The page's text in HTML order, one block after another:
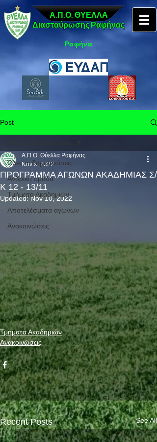
Α.Π.Ο. ΘΥΕΛΛΑ
Διασταύρωσης Ραφήνας
Ραφήνα
Post
Όλες οι δημοσιεύσεις
Ανδρική ομάδα
Τμήματα Ακαδημιών
Αποτελέσματα αγώνων
Ανακοινώσεις
ΠΡΟΓΡΑΜΜΑ ΑΓΩΝΩΝ ΑΚΑΔΗΜΙΑΣ Σ/
Κ 12 - 13/11
Α.Π.Ο. Θύελλα Ραφήνας
Nov 9, 2022
Updated:Nov 10, 2022
Τμήματα Ακαδημιών
Ανακοινώσεις
Recent Posts See All